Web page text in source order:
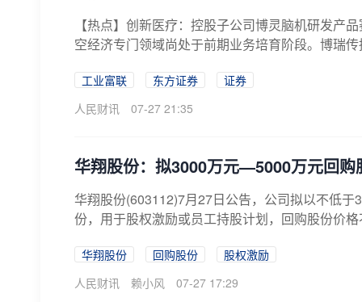
【热点】创新医疗：控股子公司博灵脑机研发产
空经济专门领域尚处于前期业务培育阶段。博瑞
工业富联 东方证券
证券
人民财讯
07-27 21:35
华翔股份：拟3000万元—5000万元回购
华翔股份(603112)7月27日公告，公司拟以不低
份，用于股权激励或员工持股计划，回购股份价
华翔股份 回购股份
股权激励
人民财讯
赖小风 07-27 17:29